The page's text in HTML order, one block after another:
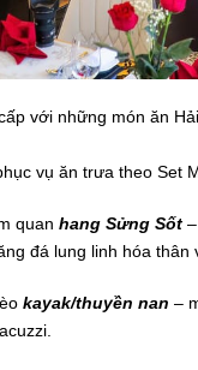
với những món ăn
vụ ăn trưa theo Set
quan hang Sửng Sốt
đá lung linh hóa thân
kayak/thuyền nan –